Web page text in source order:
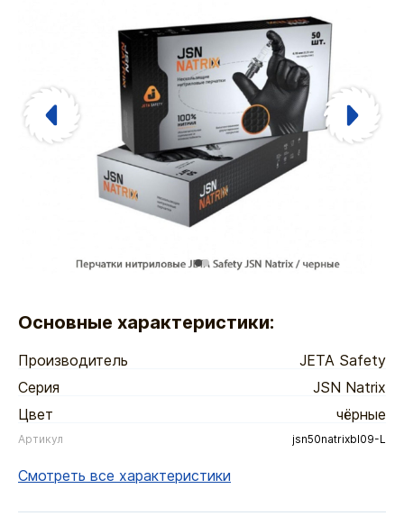
Основные характеристики:
Производитель
JETA Safety
Серия
JSN Natrix
Цвет
чёрные
Артикул jsn50natrixbl09-L
Смотреть все характеристики